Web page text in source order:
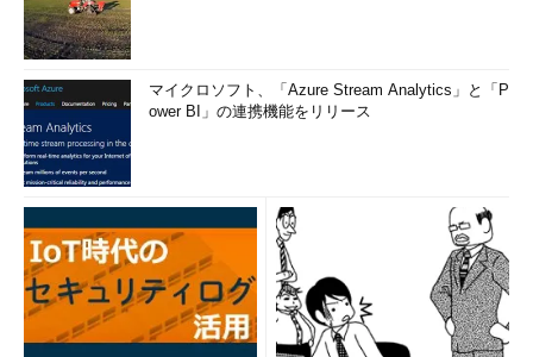
マイクロソフト、「Azure Stream Analytics」と「P
ower BI」の連携機能をリリース